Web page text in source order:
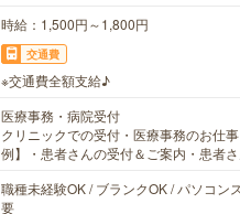
時給：1,500円～1,800円
交通費
※交通費全額支給♪
医療事務・病院受付
クリニックでの受付・医療事務のお仕
例】・患者さんの受付＆ご案内・患者
職種未経験OK / ブランクOK / パソコン
要